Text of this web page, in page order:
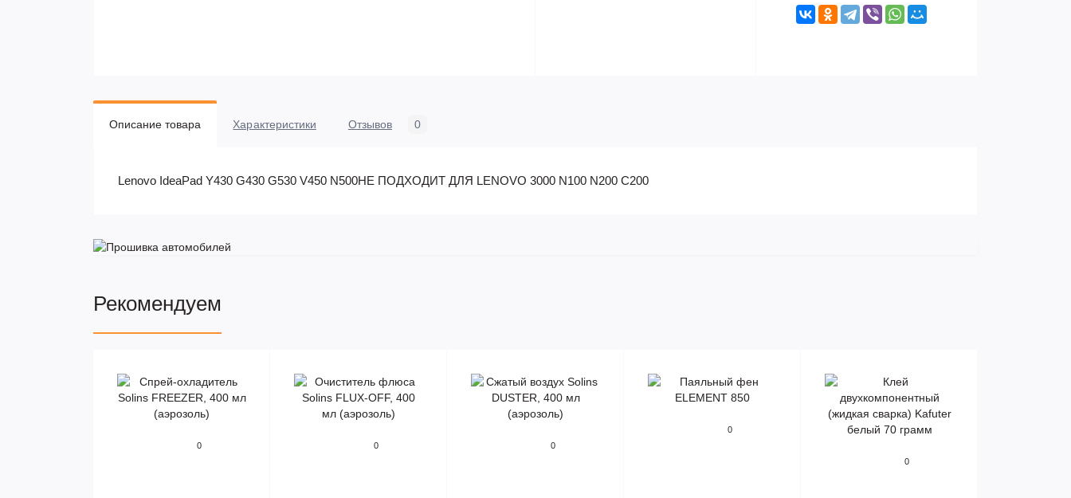
Описание товара Характеристики Отзывов 0
Lenovo IdeaPad Y430 G430 G530 V450 N500НЕ ПОДХОДИТ ДЛЯ LENOVO 3000 N100 N200 C200
Рекомендуем
0 0 0
0
0